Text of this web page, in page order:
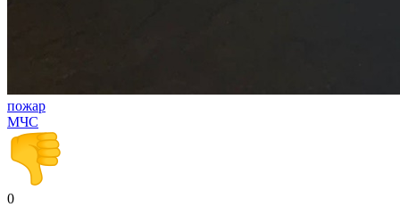
пожар
МЧС
0